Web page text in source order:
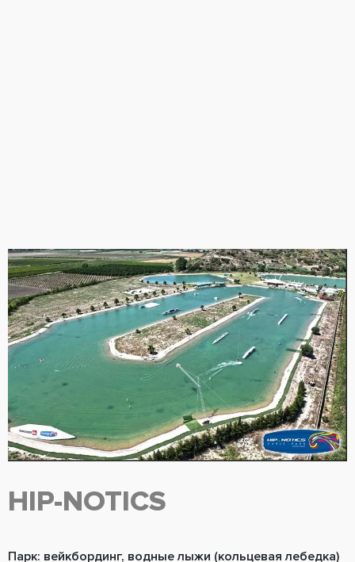
HIP-NOTICS
Парк: вейкбординг, водные лыжи (кольцевая лебедка)